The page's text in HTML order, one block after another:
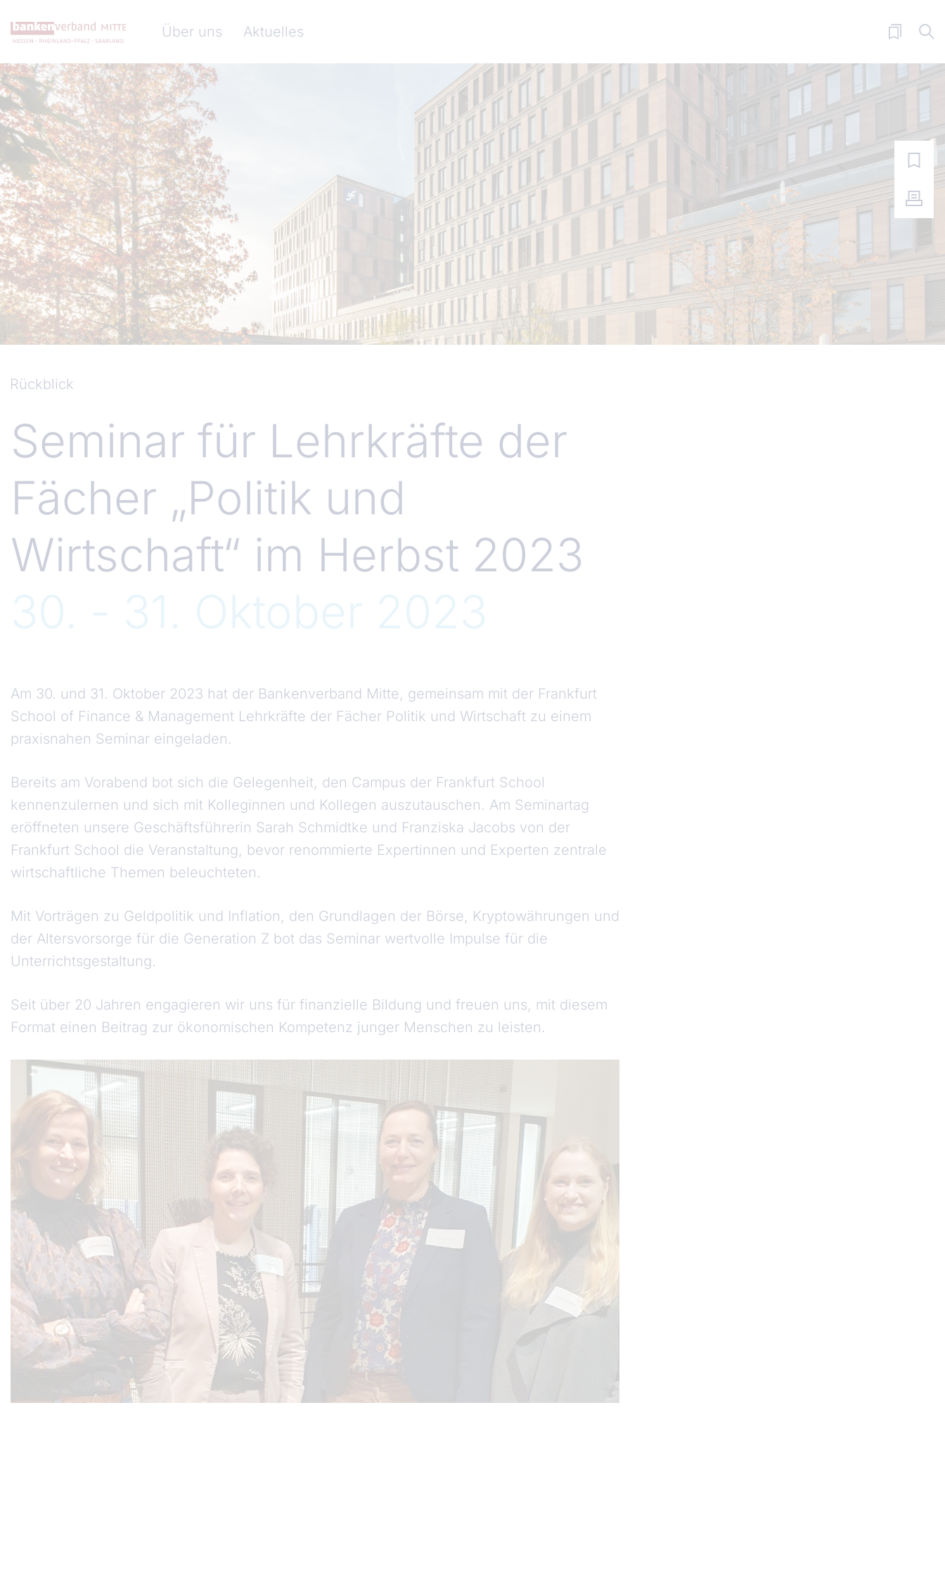
Über uns
Aktuelles
Rückblick
Seminar für Lehrkräfte der
Fächer „Politik und
Wirtschaft“ im Herbst 2023
Am 30. und 31. Oktober 2023 hat der Bankenverband Mitte, gemeinsam mit der Frankfurt
School of Finance & Management Lehrkräfte der Fächer Politik und Wirtschaft zu einem
praxisnahen Seminar eingeladen.
Bereits am Vorabend bot sich die Gelegenheit, den Campus der Frankfurt School
kennenzulernen und sich mit Kolleginnen und Kollegen auszutauschen. Am Seminartag
eröffneten unsere Geschäftsführerin Sarah Schmidtke und Franziska Jacobs von der
Frankfurt School die Veranstaltung, bevor renommierte Expertinnen und Experten zentrale
wirtschaftliche Themen beleuchteten.
Mit Vorträgen zu Geldpolitik und Inflation, den Grundlagen der Börse, Kryptowährungen und
der Altersvorsorge für die Generation Z bot das Seminar wertvolle Impulse für die
Unterrichtsgestaltung.
Seit über 20 Jahren engagieren wir uns für finanzielle Bildung und freuen uns, mit diesem
Format einen Beitrag zur ökonomischen Kompetenz junger Menschen zu leisten.